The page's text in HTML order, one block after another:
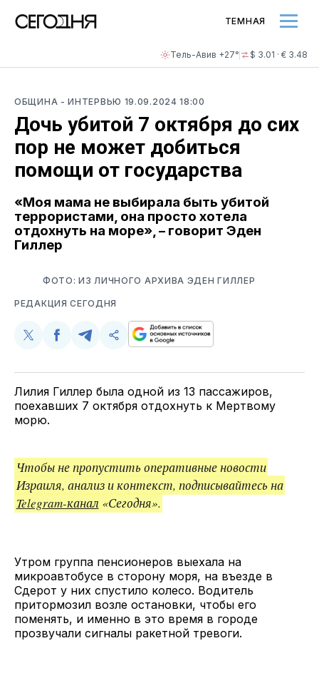
Тель-Авив +27° $ 3.01 · € 3.48
ТЕМНАЯ
ОБЩИНА - ИНТЕРВЬЮ 19.09.2024 18:00
Дочь убитой 7 октября до сих
пор не может добиться
помощи от государства
«Моя мама не выбирала быть убитой
террористами, она просто хотела
отдохнуть на море», – говорит Эден
Гиллер
ФОТО: ИЗ ЛИЧНОГО АРХИВА ЭДЕН ГИЛЛЕР
РЕДАКЦИЯ СЕГОДНЯ
Поделиться
Twitter
Поделиться
Facebook
Поделиться
Telegram
Скопируйте
поделитесь
ссылкой
Лилия Гиллер была одной из 13 пассажиров,
поехавших 7 октября отдохнуть к Мертвому
морю.
Чтобы не пропустить оперативные новости
Израиля, анализ и контекст, подписывайтесь на
Telegram-канал «Сегодня».
Утром группа пенсионеров выехала на
микроавтобусе в сторону моря, на въезде в
Сдерот у них спустило колесо. Водитель
притормозил возле остановки, чтобы его
поменять, и именно в это время в городе
прозвучали сигналы ракетной тревоги.